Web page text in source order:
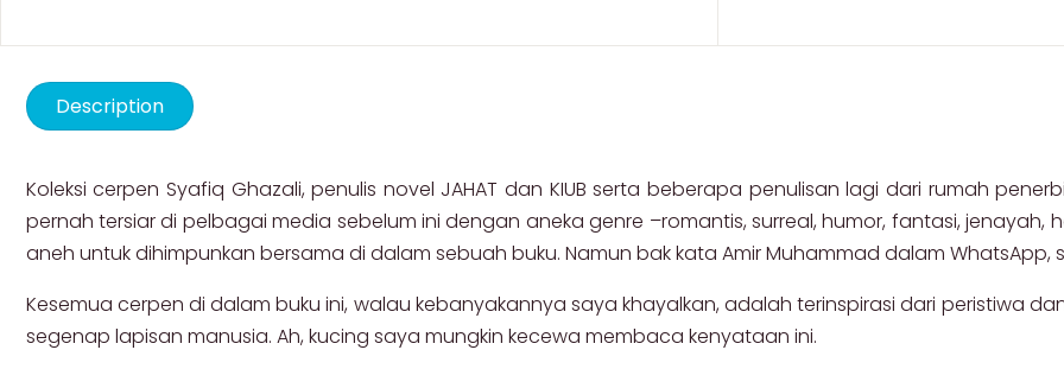
Description
Koleksi cerpen Syafiq Ghazali, penulis novel JAHAT dan KIUB serta beberapa penulisan lagi dari rumah
pernah tersiar di pelbagai media sebelum ini dengan aneka genre –romantis, surreal, humor, fantasi, jenayah,
aneh untuk dihimpunkan bersama di dalam sebuah buku. Namun bak kata Amir Muhammad dalam WhatsApp,
Kesemua cerpen di dalam buku ini, walau kebanyakannya saya khayalkan, adalah terinspirasi dari peristiwa
segenap lapisan manusia. Ah, kucing saya mungkin kecewa membaca kenyataan ini.